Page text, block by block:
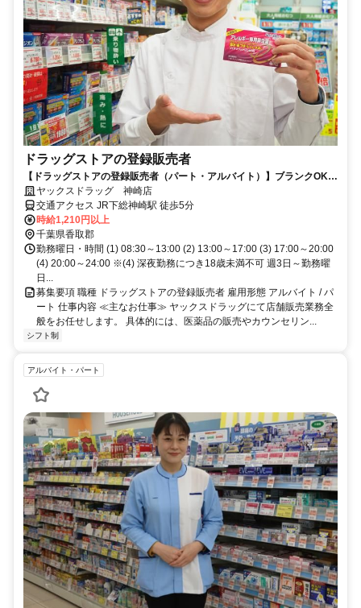
ドラッグストアの登録販売者
【ドラッグストアの登録販売者（パート・アルバイト）】ブランクOK！
ヤックスドラッグ 神崎店！
ヤックスドラッグ 神崎店
交通アクセス JR下総神崎駅 徒歩5分
時給1,210円以上
千葉県香取郡
勤務曜日・時間 (1) 08:30～13:00 (2) 13:00～17:00 (3) 17:00～20:00
(4) 20:00～24:00 ※(4) 深夜勤務につき18歳未満不可 週3日～勤務曜
日...
募集要項 職種 ドラッグストアの登録販売者 雇用形態 アルバイト / パ
ート 仕事内容 ≪主なお仕事≫ ヤックスドラッグにて店舗販売業務全
般をお任せします。 具体的には、医薬品の販売やカウンセリン...
シフト制
アルバイト・パート